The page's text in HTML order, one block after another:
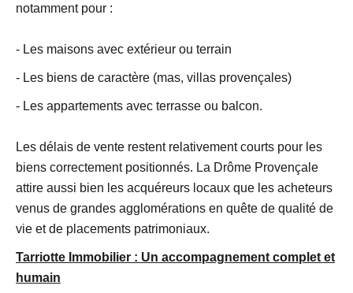
notamment pour :
- Les maisons avec extérieur ou terrain
- Les biens de caractère (mas, villas provençales)
- Les appartements avec terrasse ou balcon.
Les délais de vente restent relativement courts pour les
biens correctement positionnés. La Drôme Provençale
attire aussi bien les acquéreurs locaux que les acheteurs
venus de grandes agglomérations en quête de qualité de
vie et de placements patrimoniaux.
Tarriotte Immobilier : Un accompagnement complet et
humain